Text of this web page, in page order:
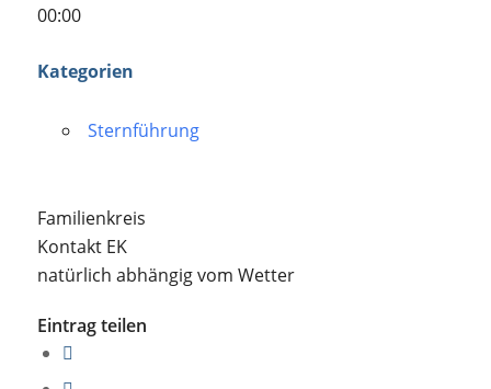
00:00
Kategorien
Sternführung
Familienkreis
Kontakt EK
natürlich abhängig vom Wetter
Eintrag teilen